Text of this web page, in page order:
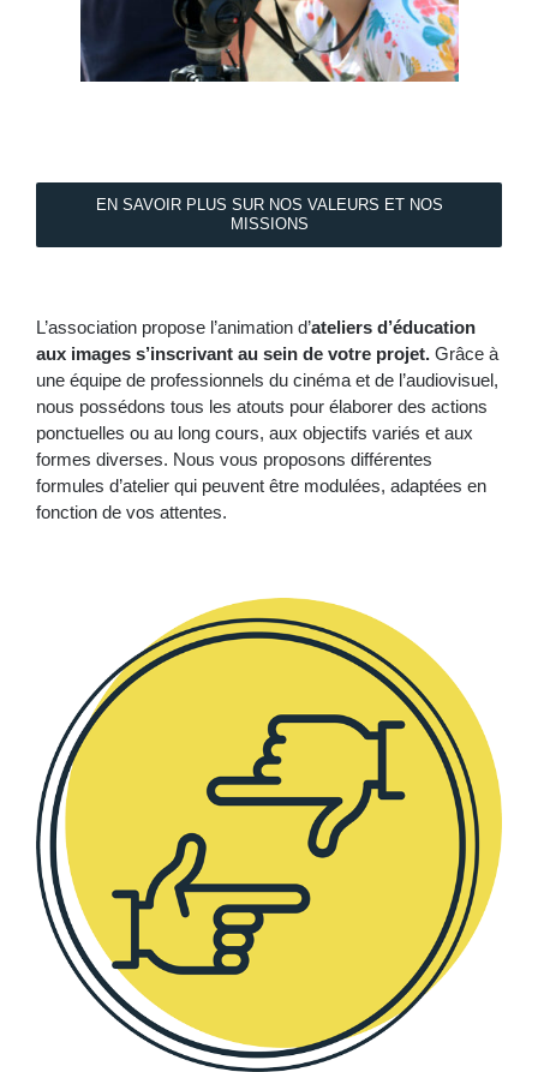
EN SAVOIR PLUS SUR NOS VALEURS ET NOS
MISSIONS
L’association propose l’animation d’ateliers d’éducation
aux images s’inscrivant au sein de votre projet. Grâce à
une équipe de professionnels du cinéma et de l’audiovisuel,
nous possédons tous les atouts pour élaborer des actions
ponctuelles ou au long cours, aux objectifs variés et aux
formes diverses. Nous vous proposons différentes
formules d’atelier qui peuvent être modulées, adaptées en
fonction de vos attentes.